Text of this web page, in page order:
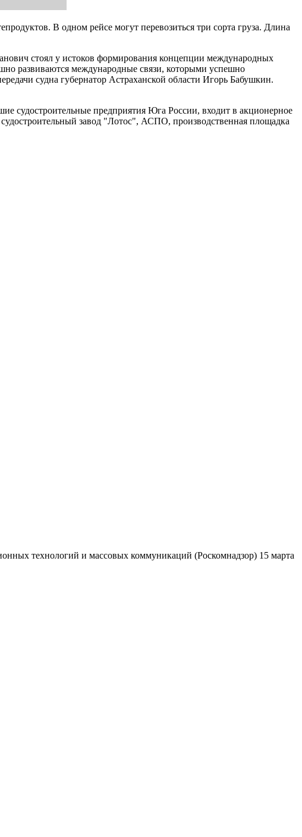
В одном рейсе могут перевозиться три сорта груза. Длина
стоял у истоков формирования концепции международных
развиваются международные связи, которыми успешно
судна губернатор Астраханской области Игорь Бабушкин.
предприятия Юга России, входит в акционерное
завод "Лотос", АСПО, производственная площадка
технологий и массовых коммуникаций (Роскомнадзор) 15 марта